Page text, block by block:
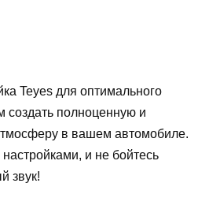
Teyes для оптимального
создать полноценную и
в вашем автомобиле.
и не бойтесь
звук!